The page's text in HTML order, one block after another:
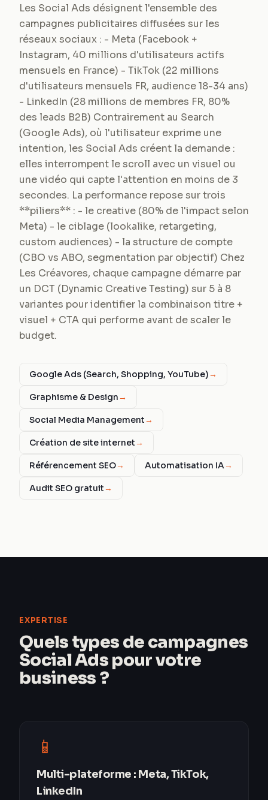
Les Social Ads désignent l'ensemble des
campagnes publicitaires diffusées sur les
réseaux sociaux : - Meta (Facebook +
Instagram, 40 millions d'utilisateurs actifs
mensuels en France) - TikTok (22 millions
d'utilisateurs mensuels FR, audience 18-34 ans)
- LinkedIn (28 millions de membres FR, 80%
des leads B2B) Contrairement au Search
(Google Ads), où l'utilisateur exprime une
intention, les Social Ads créent la demande :
elles interrompent le scroll avec un visuel ou
une vidéo qui capte l'attention en moins de 3
secondes. La performance repose sur trois
**piliers** : - le creative (80% de l'impact selon
Meta) - le ciblage (lookalike, retargeting,
custom audiences) - la structure de compte
(CBO vs ABO, segmentation par objectif) Chez
Les Créavores, chaque campagne démarre par
un DCT (Dynamic Creative Testing) sur 5 à 8
variantes pour identifier la combinaison titre +
visuel + CTA qui performe avant de scaler le
budget.
Google Ads (Search, Shopping, YouTube)→
Graphisme & Design→
Social Media Management→
Création de site internet→
Référencement SEO→ Automatisation IA→
Audit SEO gratuit→
EXPERTISE
Quels types de campagnes
Social Ads pour votre
business ?
📱
Multi-plateforme : Meta, TikTok,
LinkedIn